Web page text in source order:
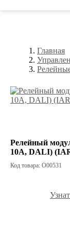
Главная
Релейный
10A, DALI)
Код товара: О00531